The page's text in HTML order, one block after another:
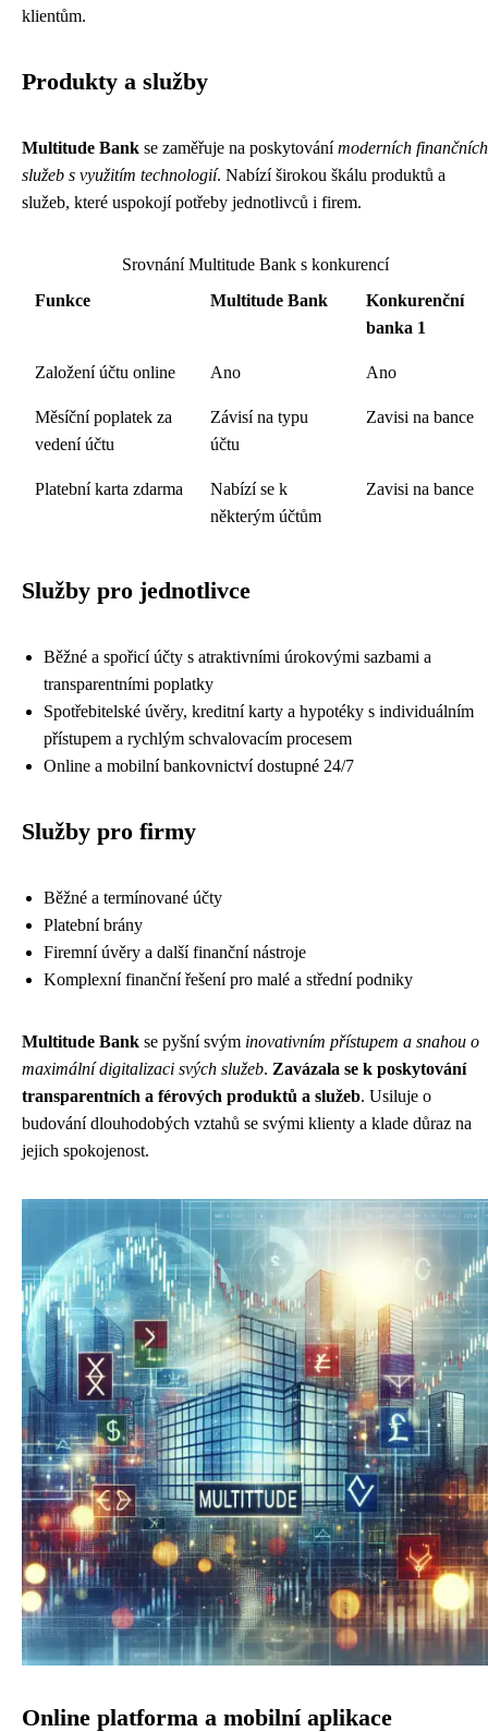
klientům.
Produkty a služby
Multitude Bank se zaměřuje na poskytovánímoderních finančních
služeb s využitím technologií. Nabízí širokou škálu produktů a
služeb, které uspokojí potřeby jednotlivců i firem.
Srovnání Multitude Bank s konkurencí
Funkce
Multitude Bank
Konkurenční
banka 1
Založení účtu online Ano Ano
Měsíční poplatek za
vedení účtu
Závisí na typu
účtu
Zavisi na bance
Platební karta zdarma
Nabízí se k
některým účtům
Zavisi na bance
Služby pro jednotlivce
Běžné a spořicí účty s atraktivními úrokovými sazbami a
transparentními poplatky
Spotřebitelské úvěry, kreditní karty a hypotéky s individuálním
přístupem a rychlým schvalovacím procesem
Online a mobilní bankovnictví dostupné 24/7
Služby pro firmy
Běžné a termínované účty
Platební brány
Firemní úvěry a další finanční nástroje
Komplexní finanční řešení pro malé a střední podniky
Multitude Bank se pyšní svým inovativním přístupem a snahou o
maximální digitalizaci svých služeb. Zavázala se k poskytování
transparentních a férových produktů a služeb. Usiluje o
budování dlouhodobých vztahů se svými klienty a klade důraz na
jejich spokojenost.
Online platforma a mobilní aplikace